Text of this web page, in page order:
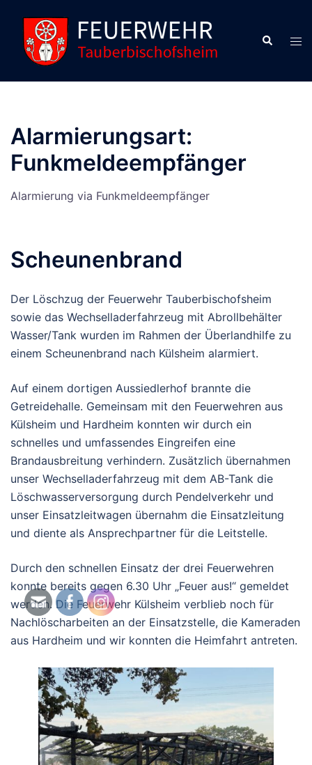
Inhalt
springen
Suche
Alarmierungsart:
Funkmeldeempfänger
Alarmierung via Funkmeldeempfänger
Scheunenbrand
Der Löschzug der Feuerwehr Tauberbischofsheim
sowie das Wechselladerfahrzeug mit Abrollbehälter
Wasser/Tank wurden im Rahmen der Überlandhilfe zu
einem Scheunenbrand nach Külsheim alarmiert.
Auf einem dortigen Aussiedlerhof brannte die
Getreidehalle. Gemeinsam mit den Feuerwehren aus
Külsheim und Hardheim konnten wir durch ein
schnelles und umfassendes Eingreifen eine
Brandausbreitung verhindern. Zusätzlich übernahmen
unser Wechselladerfahrzeug mit dem AB-Tank die
Löschwasserversorgung durch Pendelverkehr und
unser Einsatzleitwagen übernahm die Einsatzleitung
und diente als Ansprechpartner für die Leitstelle.
Durch den schnellen Einsatz der drei Feuerwehren
konnte bereits gegen 6.30 Uhr „Feuer aus!“ gemeldet
werden. Die Feuerwehr Külsheim verblieb noch für
Nachlöscharbeiten an der Einsatzstelle, die Kameraden
aus Hardheim und wir konnten die Heimfahrt antreten.